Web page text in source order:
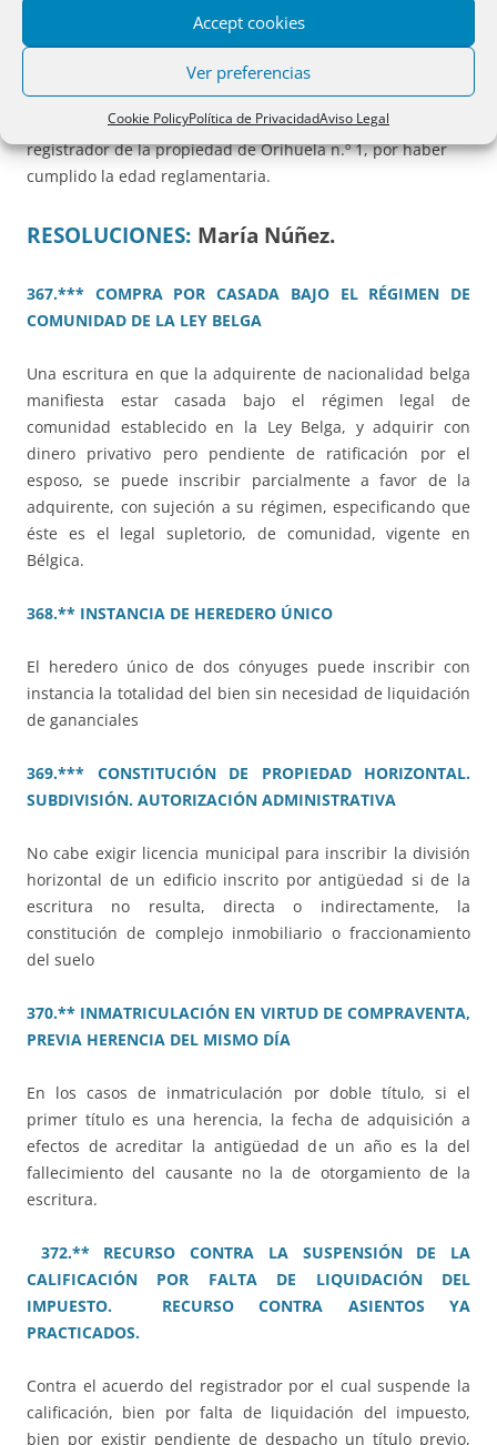
Accept cookies
Ver preferencias
Cookie PolicyPolítica de PrivacidadAviso Legal
Se jubila a don Enrique Fontes y García-Calamarte,
registrador de la propiedad de Orihuela n.º 1, por haber
cumplido la edad reglamentaria.
RESOLUCIONES: María Núñez.
367.*** COMPRA POR CASADA BAJO EL RÉGIMEN DE
COMUNIDAD DE LA LEY BELGA
Una escritura en que la adquirente de nacionalidad belga
manifiesta estar casada bajo el régimen legal de
comunidad establecido en la Ley Belga, y adquirir con
dinero privativo pero pendiente de ratificación por el
esposo, se puede inscribir parcialmente a favor de la
adquirente, con sujeción a su régimen, especificando que
éste es el legal supletorio, de comunidad, vigente en
Bélgica.
368.** INSTANCIA DE HEREDERO ÚNICO
El heredero único de dos cónyuges puede inscribir con
instancia la totalidad del bien sin necesidad de liquidación
de gananciales
369.*** CONSTITUCIÓN DE PROPIEDAD HORIZONTAL.
SUBDIVISIÓN. AUTORIZACIÓN ADMINISTRATIVA
No cabe exigir licencia municipal para inscribir la división
horizontal de un edificio inscrito por antigüedad si de la
escritura no resulta, directa o indirectamente, la
constitución de complejo inmobiliario o fraccionamiento
del suelo
370.** INMATRICULACIÓN EN VIRTUD DE COMPRAVENTA,
PREVIA HERENCIA DEL MISMO DÍA
En los casos de inmatriculación por doble título, si el
primer título es una herencia, la fecha de adquisición a
efectos de acreditar la antigüedad de un año es la del
fallecimiento del causante no la de otorgamiento de la
escritura.
372.** RECURSO CONTRA LA SUSPENSIÓN DE LA
CALIFICACIÓN POR FALTA DE LIQUIDACIÓN DEL
IMPUESTO. RECURSO CONTRA ASIENTOS YA
PRACTICADOS.
Contra el acuerdo del registrador por el cual suspende la
calificación, bien por falta de liquidación del impuesto,
bien por existir pendiente de despacho un título previo,